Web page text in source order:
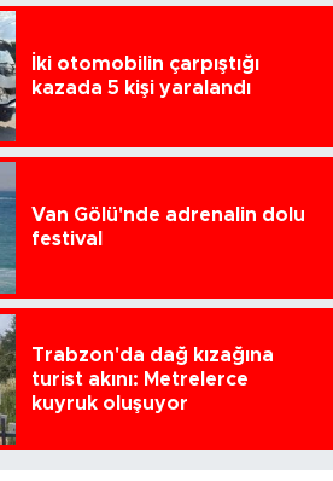
İki otomobilin çarpıştığı
kazada 5 kişi yaralandı
Van Gölü'nde adrenalin dolu
festival
Trabzon'da dağ kızağına
turist akını: Metrelerce
kuyruk oluşuyor